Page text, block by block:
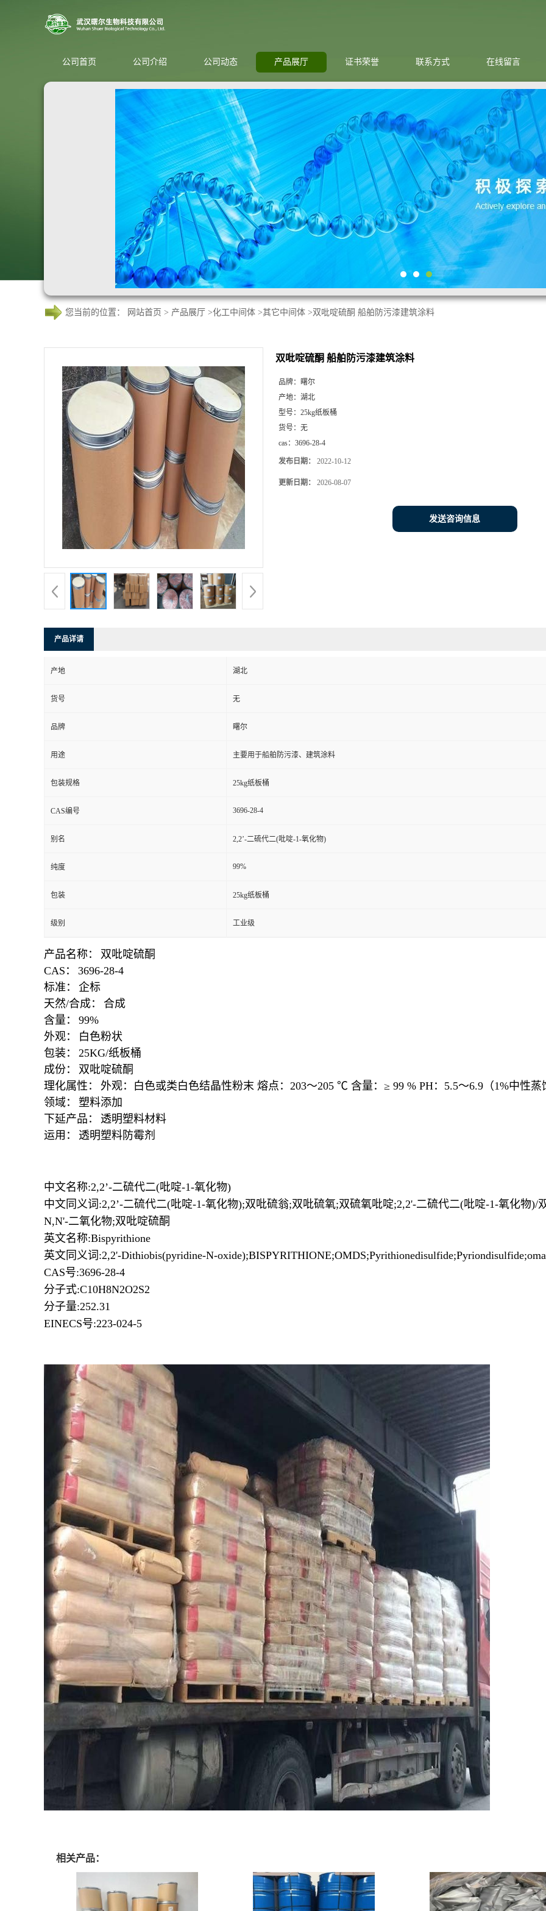
公司首页 公司介绍 公司动态 产品展厅 证书荣誉 联系方式 在线留言
您当前的位置： 网站首页 > 产品展厅 >化工中间体 >其它中间体 >双吡啶硫酮 船舶防污漆建筑涂料
双吡啶硫酮 船舶防污漆建筑涂料
品牌： 曙尔
产地： 湖北
型号： 25kg纸板桶
货号： 无
cas： 3696-28-4
发布日期： 2022-10-12
更新日期： 2026-08-07
发送咨询信息
产品详请
产地 湖北
货号 无
品牌 曙尔
用途 主要用于船舶防污漆、建筑涂料
包装规格 25kg纸板桶
CAS编号 3696-28-4
别名 2,2’-二硫代二(吡啶-1-氧化物)
纯度 99%
包装 25kg纸板桶
级别 工业级
产品名称：
双吡啶硫酮
CAS：
3696-28-4
标准：
企标
天然/合成：
合成
含量：
99%
外观：
白色粉状
包装：
25KG/纸板桶
成份：
双吡啶硫酮
理化属性：
外观：白色或类白色结晶性粉末 熔点：203～205 ℃ 含量：≥ 99 % PH：5.5～6.9（1%中性蒸
领域：
塑料添加
下延产品：
透明塑料材料
运用：
透明塑料防霉剂
中文名称:2,2’-二硫代二(吡啶-1-氧化物)
中文同义词:2,2’-二硫代二(吡啶-1-氧化物);双吡硫翁;双吡硫氧;双硫氧吡啶;2,2'-二硫代二(吡啶-1-氧化物
N,N'-二氧化物;双吡啶硫酮
英文名称:Bispyrithione
英文同义词:2,2'-Dithiobis(pyridine-N-
CAS号:3696-28-4
分子式:C10H8N2O2S2
分子量:252.31
EINECS号:223-024-5
相关产品：